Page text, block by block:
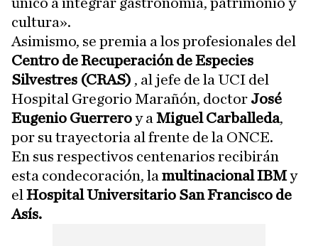
cultura».
Asimismo, se premia a los profesionales del
Centro de Recuperación de Especies
Silvestres (CRAS) , al jefe de la UCI del
Hospital Gregorio Marañón, doctor José
Eugenio Guerreroy a Miguel Carballeda,
por su trayectoria al frente de la ONCE.
En sus respectivos centenarios recibirán
esta condecoración, la multinacional IBMy
el Hospital Universitario San Francisco de
Asís.